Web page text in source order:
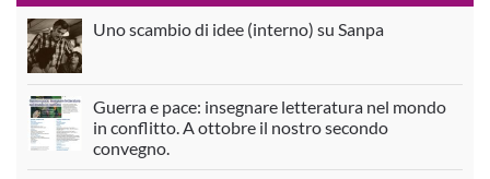
Uno scambio di idee (interno) su Sanpa
Guerra e pace: insegnare letteratura nel mondo
in conflitto. A ottobre il nostro secondo
convegno.